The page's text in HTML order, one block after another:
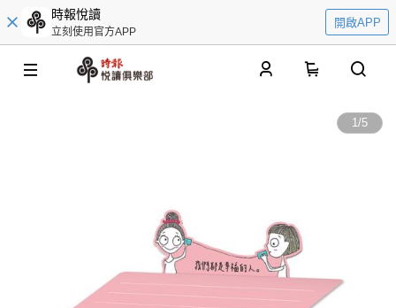
時報悅讀
立刻使用官方APP
開啟APP
1/5